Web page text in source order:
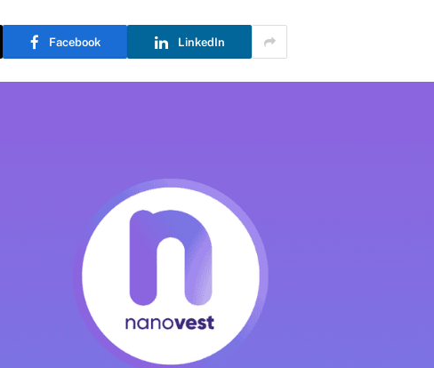
Facebook LinkedIn